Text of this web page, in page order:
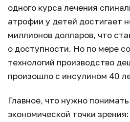
одного курса лечения
атрофии у детей достигает
миллионов долларов, что
о доступности. Но по мере
технологий производство
произошло с инсулином 40
Главное, что нужно
экономической точки